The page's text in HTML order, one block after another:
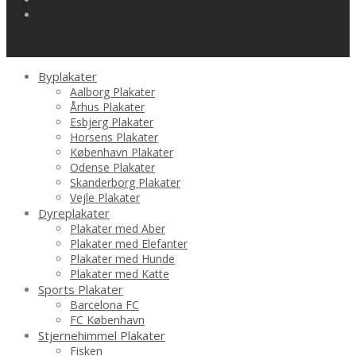
Byplakater
Aalborg Plakater
Århus Plakater
Esbjerg Plakater
Horsens Plakater
København Plakater
Odense Plakater
Skanderborg Plakater
Vejle Plakater
Dyreplakater
Plakater med Aber
Plakater med Elefanter
Plakater med Hunde
Plakater med Katte
Sports Plakater
Barcelona FC
FC København
Stjernehimmel Plakater
Fisken